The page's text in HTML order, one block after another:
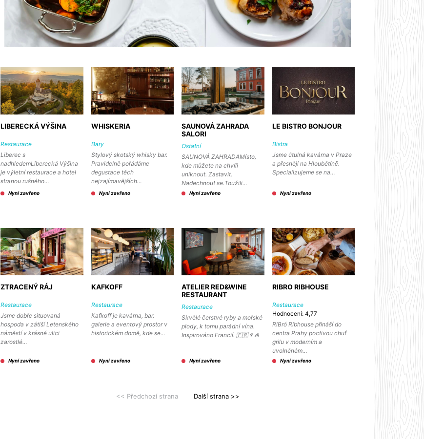
LIBERECKÁ VÝŠINA
Restaurace
Liberec s
nadhledemLiberecká Výšina
je výletní restaurace a hotel
stranou rušného…
Nyní zavřeno
WHISKERIA
Bary
Stylový skotský whisky bar.
Pravidelně pořádáme
degustace těch
nejzajímavějších…
Nyní zavřeno
SAUNOVÁ ZAHRADA
SALORI
Ostatní
SAUNOVÁ ZAHRADAMísto,
kde můžete na chvíli
uniknout. Zastavit.
Nadechnout se.Toužili…
Nyní zavřeno
LE BISTRO BONJOUR
Bistra
Jsme útulná kavárna v Praze
a přesněji na Hloubětíně.
Specializujeme se na…
Nyní zavřeno
ZTRACENÝ RÁJ
Restaurace
Jsme dobře situovaná
hospoda v zátiší Letenského
náměstí v krásné ulici
zarostlé…
Nyní zavřeno
KAFKOFF
Restaurace
Kafkoff je kavárna, bar,
galerie a eventový prostor v
historickém domě, kde se…
Nyní zavřeno
ATELIER RED&WINE
RESTAURANT
Restaurace
Skvělé čerstvé ryby a mořské
plody, k tomu parádní vína.
Inspirováno Francií. 🇫🇷🍷🦪
Nyní zavřeno
RIBRO RIBHOUSE
Restaurace
Hodnocení: 4,77
RiBró Ribhouse přináší do
centra Prahy poctivou chuť
grilu v moderním a
uvolněném…
Nyní zavřeno
<< Předchozí strana Další strana >>